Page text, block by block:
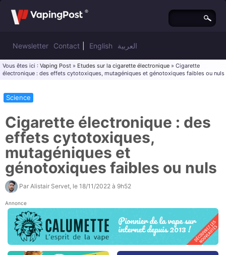
Newsletter Contact English العربية
Vous êtes ici : Vaping Post » Etudes sur la cigarette électronique » Cigarette
électronique : des effets cytotoxiques, mutagéniques et génotoxiques faibles ou nuls
Science
Cigarette électronique : des
effets cytotoxiques,
mutagéniques et
génotoxiques faibles ou nuls
Par Alistair Servet , le 18/11/2022 à 9h52
Annonce